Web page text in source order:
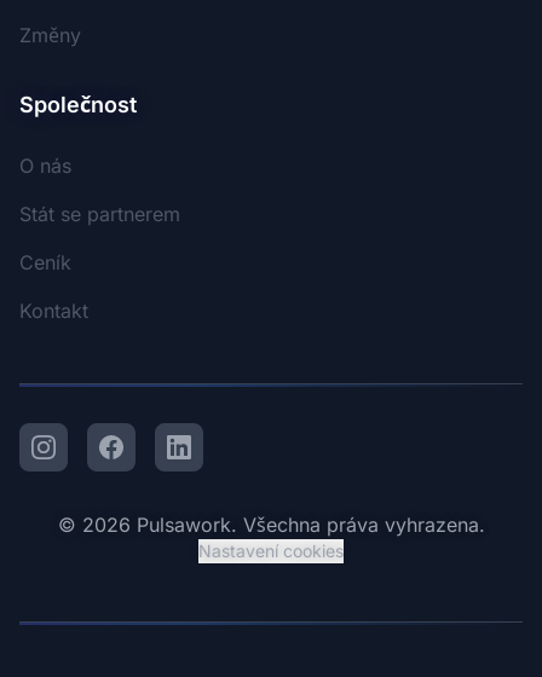
Změny
Společnost
O nás
Stát se partnerem
Ceník
Kontakt
InstagramFacebookLinkedIn
© 2026 Pulsawork. Všechna práva vyhrazena.
Nastavení cookies